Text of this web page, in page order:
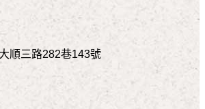
順三路282巷143號